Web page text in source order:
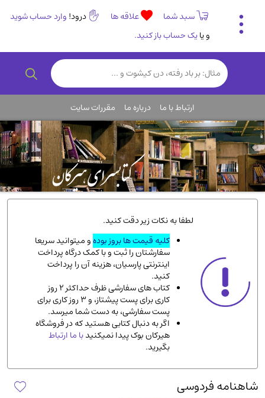
سبد شما علاقه ها درود! وارد حساب شوید
و یایک حساب باز کنید.
تاریخی و فرهنگی
(838)
رمان و داستان ایرانی(307)
روانشناسی(357)
انگلیسی و زبان خارجی(14)
کودکان و نوجوانان(76)
کتب نادر و کمیاب(19)
روانشناسی(112)
طب گیاهی و سنتی(45)
فلسفه و جامعه شناسی(151)
ادبیات و شعر
ادیان و مذاهب
دانشگاهی و آموزشی
اقتصادی، بازاریابی و مالی(56)
پزشکی(140)
کامپیوتر و نرم افزار(13)
ارتباط با ما درباره ما مقررات سایت
لطفا به نکات زیر دقت کنید.
کلیه قیمت ها بروز بودهو میتوانید سریعا
سفارشتان را ثبت و با کمک درگاه پرداخت
اینترنتی پارسیان، هزینه آن را پرداخت
کنید.
کتاب های سفارشی ظرف حداکثر 2 روز
کاری برای پست پیشتاز، و 3 روز کاری برای
پست سفارشی، به دست شما میرسد.
اگر به دنبال کتابی هستید که در فروشگاه
هیرکان بوک پیدا نمیکنیدبا ما ارتباط
بگیرید.
شاهنامه فردوسی